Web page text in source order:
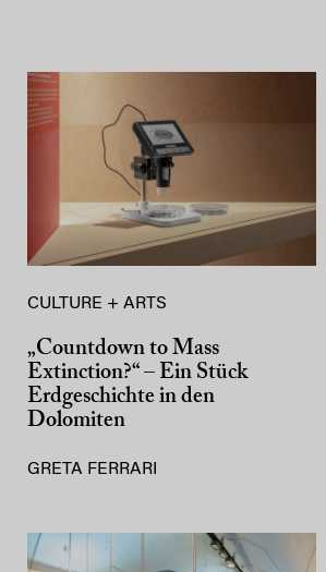
CULTURE + ARTS
„Countdown to Mass
Extinction?“ – Ein Stück
Erdgeschichte in den
Dolomiten
GRETA FERRARI